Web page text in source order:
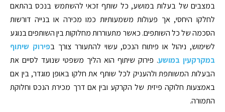
במצבים של בעלות במושע, כל שותף זכאי להשתמש בנכס בהתאם
לחלקו היחסי, אך פעולות משמעותיות כמו מכירה או בנייה דורשות
הסכמה של כל השותפים. כאשר מתעוררות מחלוקות בין השותפים בנוגע
לשימוש, ניהול או פיתוח הנכס, עשוי להתעורר צורך בפירוק שיתוף
במקרקעין במושע. פירוק שיתוף הוא הליך משפטי שנועד לסיים את
הבעלות המשותפת ולהעניק לכל שותף את חלקו באופן מוגדר, בין אם
באמצעות חלוקה פיזית של הקרקע ובין אם דרך מכירת הנכס וחלוקת
התמורה.